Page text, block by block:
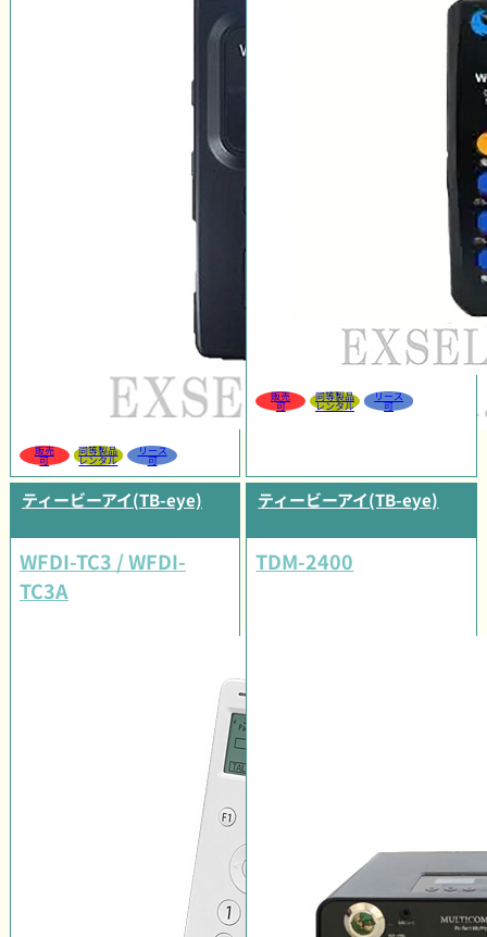
販売
可
同等製品
レンタル
リース
可
販売
可
同等製品
レンタル
リース
可
ティービーアイ(TB-eye)
WFDI-TC3 / WFDI-
TC3A
ティービーアイ(TB-eye)
TDM-2400